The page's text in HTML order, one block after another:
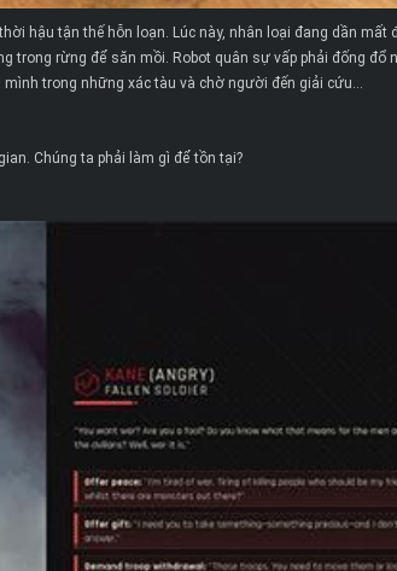
hậu tận thế hỗn loạn. Lúc này, nhân loại đang dần mất
rừng để săn mồi. Robot quân sự vấp phải đống đổ
trong những xác tàu và chờ người đến giải cứu…
Chúng ta phải làm gì để tồn tại?